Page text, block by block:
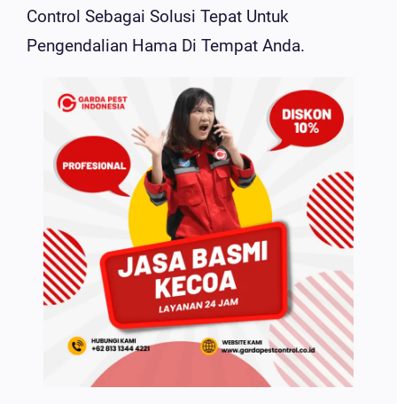
Control Sebagai Solusi Tepat Untuk
Pengendalian Hama Di Tempat Anda.